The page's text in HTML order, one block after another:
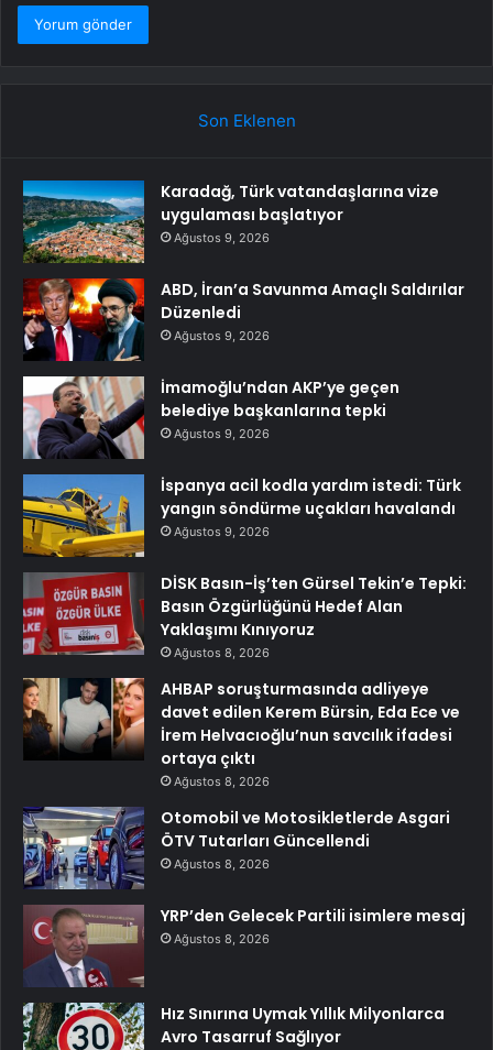
Son Eklenen
Karadağ, Türk vatandaşlarına vize
uygulaması başlatıyor
Ağustos 9, 2026
ABD, İran’a Savunma Amaçlı Saldırılar
Düzenledi
Ağustos 9, 2026
İmamoğlu’ndan AKP’ye geçen
belediye başkanlarına tepki
Ağustos 9, 2026
İspanya acil kodla yardım istedi: Türk
yangın söndürme uçakları havalandı
Ağustos 9, 2026
DİSK Basın-İş’ten Gürsel Tekin’e Tepki:
Basın Özgürlüğünü Hedef Alan
Yaklaşımı Kınıyoruz
Ağustos 8, 2026
AHBAP soruşturmasında adliyeye
davet edilen Kerem Bürsin, Eda Ece ve
İrem Helvacıoğlu’nun savcılık ifadesi
ortaya çıktı
Ağustos 8, 2026
Otomobil ve Motosikletlerde Asgari
ÖTV Tutarları Güncellendi
Ağustos 8, 2026
YRP’den Gelecek Partili isimlere mesaj
Ağustos 8, 2026
Hız Sınırına Uymak Yıllık Milyonlarca
Avro Tasarruf Sağlıyor